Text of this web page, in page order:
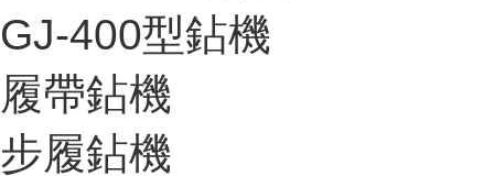
GJ-400型鉆機
履帶鉆機
步履鉆機